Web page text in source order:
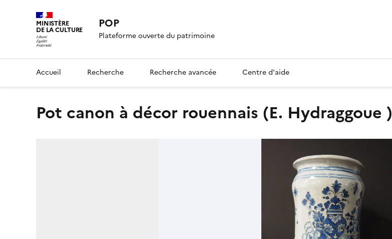
MINISTÈRE
DE LA CULTURE POP
Plateforme ouverte du patrimoine
Accueil Recherche Recherche avancée Centre d'aide
pot canon à décor rouennais (E. Hydraggoue )